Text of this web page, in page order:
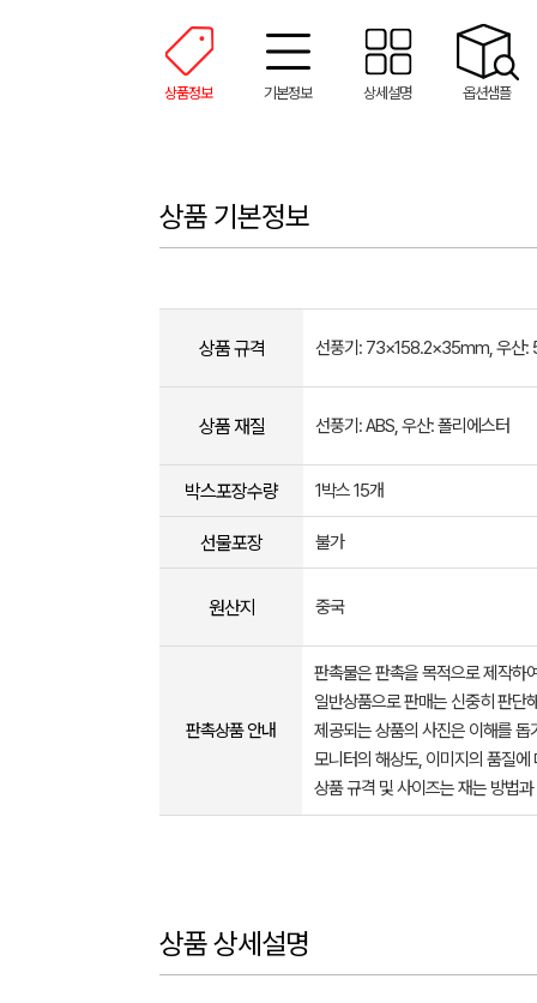
상품정보 기본정보 상세설명 옵션샘플
상품 기본정보
상품 규격 선풍기: 73×158.2×35mm, 우산
상품 재질 선풍기: ABS, 우산: 폴리에스터
박스포장수량 1박스 15개
선물포장 불가
원산지 중국
판촉상품 안내
판촉물은 판촉을 목적으로 제작하
일반상품으로 판매는 신중히 판단
제공되는 상품의 사진은 이해를
모니터의 해상도, 이미지의 품질
상품 규격 및 사이즈는 재는 방법
상품 상세설명